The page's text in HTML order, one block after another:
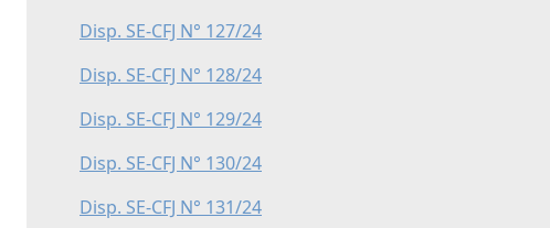
Disp. SE-CFJ N° 127/24
Disp. SE-CFJ N° 128/24
Disp. SE-CFJ N° 129/24
Disp. SE-CFJ N° 130/24
Disp. SE-CFJ N° 131/24